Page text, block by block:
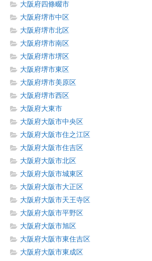
大阪府四條畷市
大阪府堺市中区
大阪府堺市北区
大阪府堺市南区
大阪府堺市堺区
大阪府堺市東区
大阪府堺市美原区
大阪府堺市西区
大阪府大東市
大阪府大阪市中央区
大阪府大阪市住之江区
大阪府大阪市住吉区
大阪府大阪市北区
大阪府大阪市城東区
大阪府大阪市大正区
大阪府大阪市天王寺区
大阪府大阪市平野区
大阪府大阪市旭区
大阪府大阪市東住吉区
大阪府大阪市東成区